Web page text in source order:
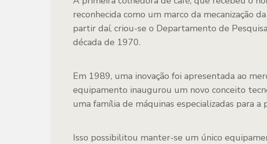
reconhecida como um marco da mecanização
partir daí, criou-se o Departamento de
década de 1970.
Em 1989, uma inovação foi apresentada ao
equipamento inaugurou um novo conceito
uma família de máquinas especializadas para a
Isso possibilitou manter-se um único